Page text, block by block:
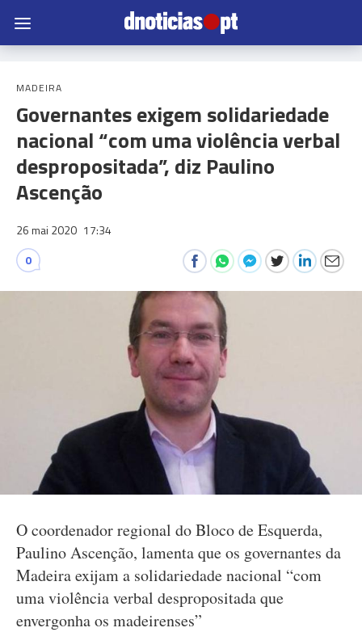
MADEIRA
Governantes exigem solidariedade
nacional “com uma violência verbal
despropositada”, diz Paulino
Ascenção
26 mai 2020 17:34
0
O coordenador regional do Bloco de Esquerda,
Paulino Ascenção, lamenta que os governantes da
Madeira exijam a solidariedade nacional “com
uma violência verbal despropositada que
envergonha os madeirenses”